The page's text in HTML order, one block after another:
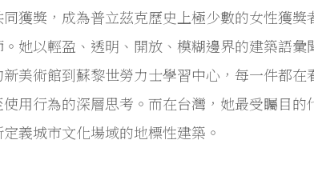
獲獎，成為普立茲克歷史上極少數的女性獲
她以輕盈、透明、開放、模糊邊界的建築語
美術館到蘇黎世勞力士學習中心，每一件都
使用行為的深層思考。而在台灣，她最受矚目
義城市文化場域的地標性建築。